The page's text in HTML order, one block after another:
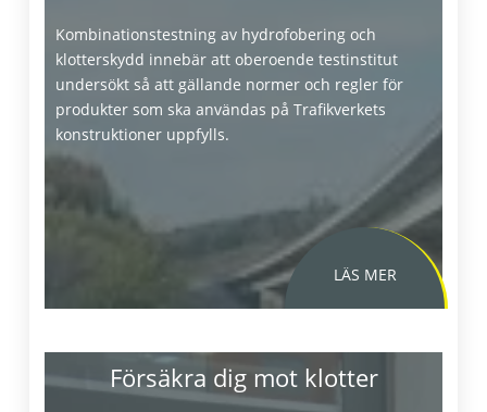
Kombinationstestning av hydrofobering och
klotterskydd innebär att oberoende testinstitut
undersökt så att gällande normer och regler för
produkter som ska användas på Trafikverkets
konstruktioner uppfylls.
Försäkra dig mot klotter